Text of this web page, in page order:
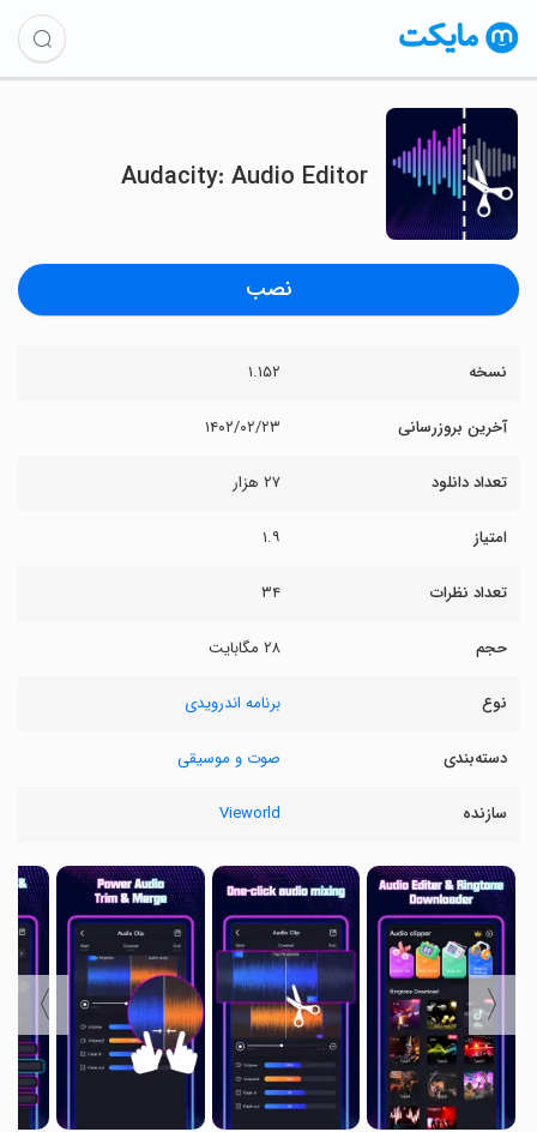
Audacity: Audio Editor
نصب
نسخه ۱.۱۵۲
آخرین بروزرسانی ۱۴۰۲/۰۲/۲۳
تعداد دانلود ۲۷ هزار
امتیاز ۱.۹
تعداد نظرات ۳۴
حجم ۲۸ مگابایت
نوع برنامه اندرویدی
دسته‌بندی صوت و موسیقی
سازنده Vieworld
〈
〉